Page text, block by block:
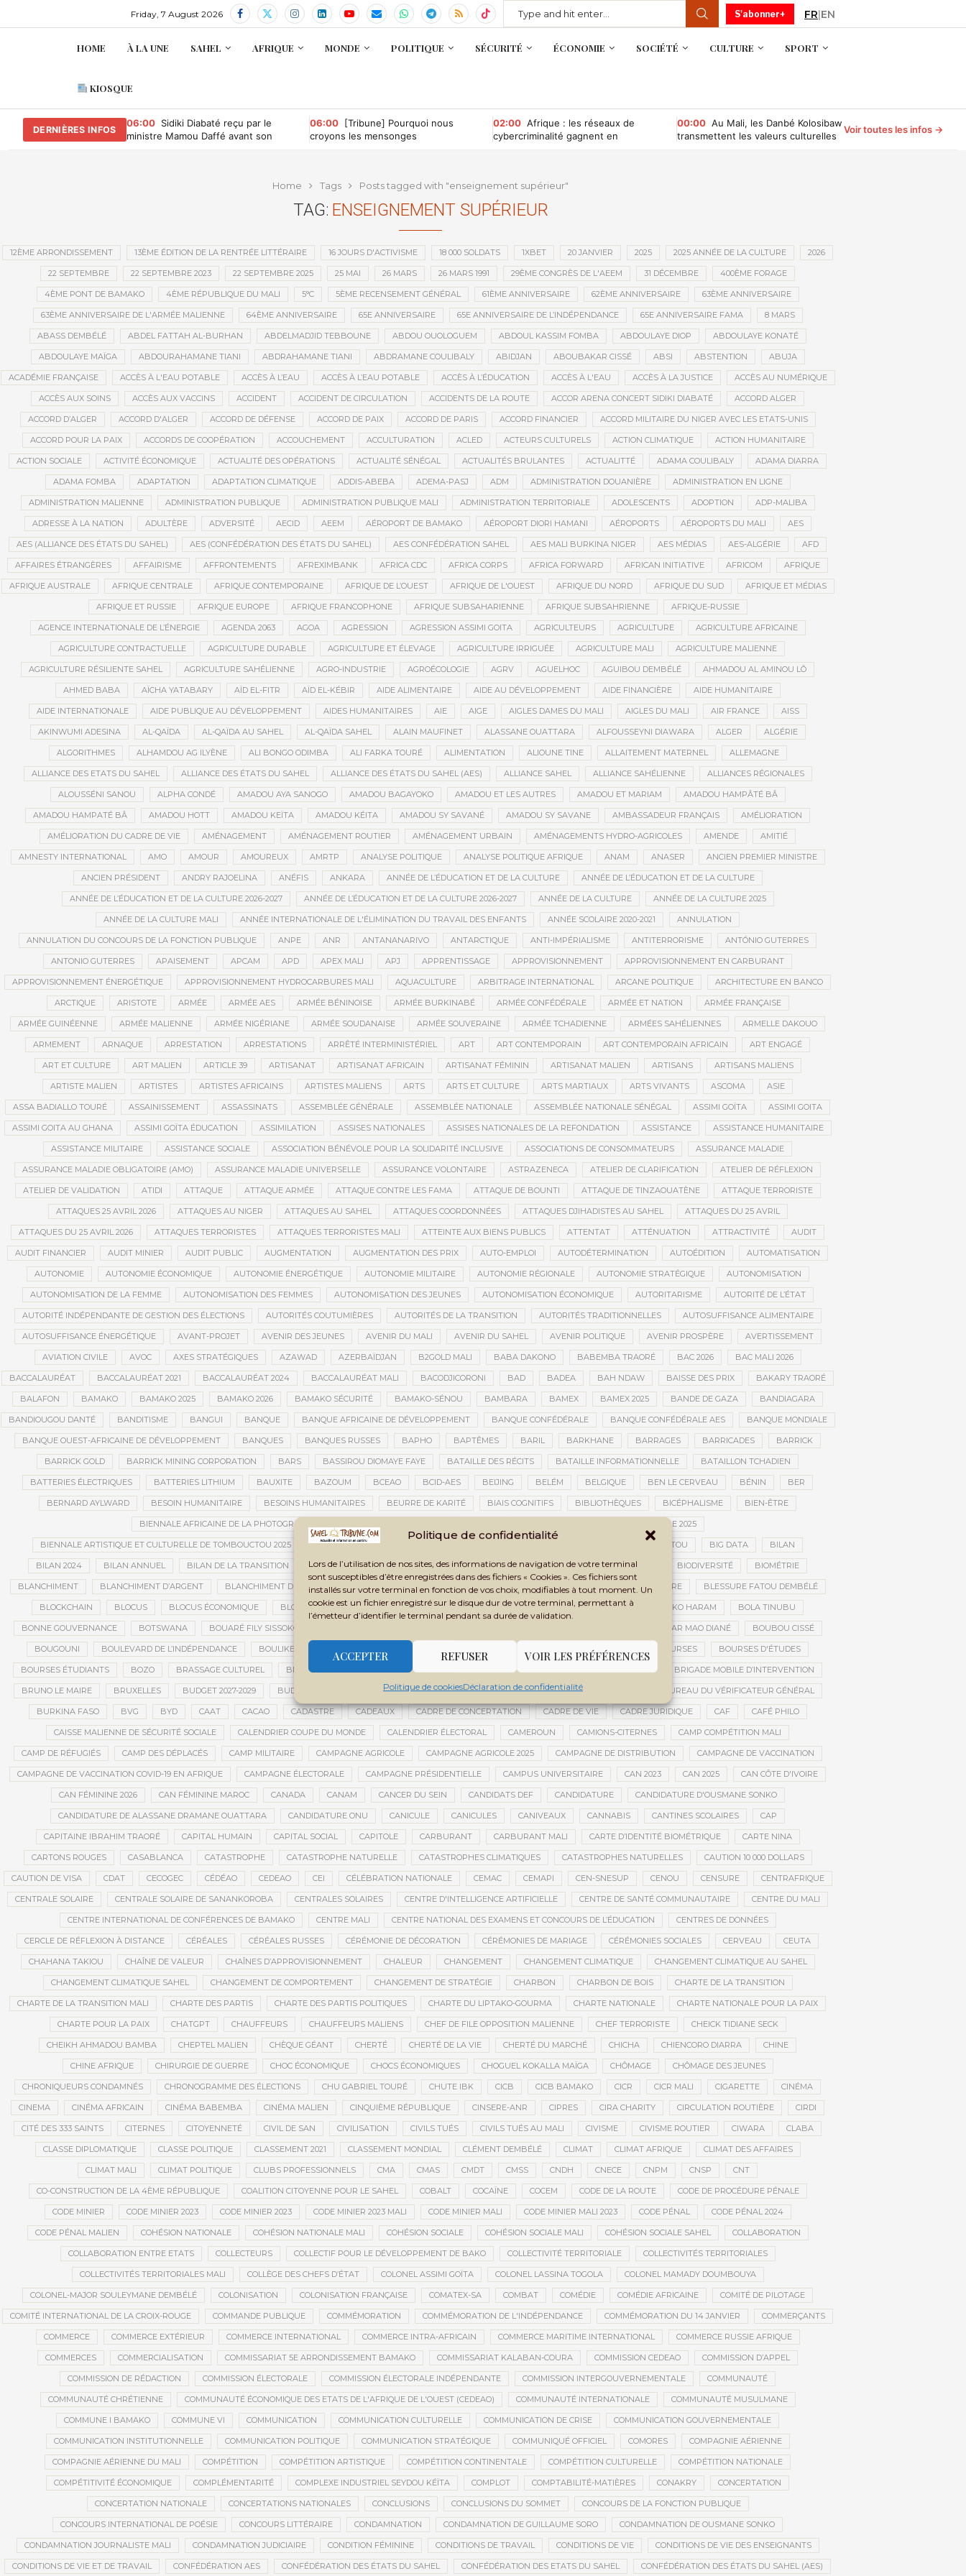
Politique de confidentialité
Lors de l’utilisation de nos sites, des informations de navigation de votre terminal
sont susceptibles d’être enregistrées dans des fichiers « Cookies ». Ces fichiers sont
installés sur votre terminal en fonction de vos choix, modifiables à tout moment. Un
cookie est un fichier enregistré sur le disque dur de votre terminal, permettant à
l’émetteur d’identifier le terminal pendant sa durée de validation.
ACCEPTER REFUSER VOIR LES PRÉFÉRENCES
Politique de cookiesDéclaration de confidentialité
Friday, 7 August 2026 S'abonner+ FR|EN
HOME À LA UNE SAHEL AFRIQUE MONDE POLITIQUE SÉCURITÉ ÉCONOMIE SOCIÉTÉ CULTURE SPORT
KIOSQUE
DERNIÈRES INFOS
06:00 Sidiki Diabaté reçu par le
ministre Mamou Daffé avant son
06:00 [Tribune] Pourquoi nous
croyons les mensonges
02:00 Afrique : les réseaux de
cybercriminalité gagnent en
00:00 Au Mali, les Danbé Kolosibaw
transmettent les valeurs culturelles
Voir toutes les infos →
Home Tags Posts tagged with "enseignement supérieur"
TAG: ENSEIGNEMENT SUPÉRIEUR
12ÈME ARRONDISSEMENT 13ÈME ÉDITION DE LA RENTRÉE LITTÉRAIRE 16 JOURS D'ACTIVISME 18 000 SOLDATS 1XBET 20 JANVIER 2025 2025 ANNÉE DE LA CULTURE 2026
22 SEPTEMBRE 22 SEPTEMBRE 2023 22 SEPTEMBRE 2025 25 MAI 26 MARS 26 MARS 1991 29ÈME CONGRÈS DE L'AEEM 31 DÉCEMBRE 400ÈME FORAGE
4ÈME PONT DE BAMAKO 4ÈME RÉPUBLIQUE DU MALI 5°C 5ÈME RECENSEMENT GÉNÉRAL 61ÈME ANNIVERSAIRE 62ÈME ANNIVERSAIRE 63ÈME ANNIVERSAIRE
63ÈME ANNIVERSAIRE DE L'ARMÉE MALIENNE 64ÈME ANNIVERSAIRE 65E ANNIVERSAIRE 65E ANNIVERSAIRE DE L’INDÉPENDANCE 65E ANNIVERSAIRE FAMA 8 MARS
ABASS DEMBÉLÉ ABDEL FATTAH AL-BURHAN ABDELMADJID TEBBOUNE ABDOU OUOLOGUEM ABDOUL KASSIM FOMBA ABDOULAYE DIOP ABDOULAYE KONATÉ
ABDOULAYE MAÏGA ABDOURAHAMANE TIANI ABDRAHAMANE TIANI ABDRAMANE COULIBALY ABIDJAN ABOUBAKAR CISSÉ ABSI ABSTENTION ABUJA
ACADÉMIE FRANÇAISE ACCÈS À L'EAU POTABLE ACCÈS À L’EAU ACCÈS À L’EAU POTABLE ACCÈS À L’ÉDUCATION ACCÈS À L'EAU ACCÈS À LA JUSTICE ACCÈS AU NUMÉRIQUE
ACCÈS AUX SOINS ACCÈS AUX VACCINS ACCIDENT ACCIDENT DE CIRCULATION ACCIDENTS DE LA ROUTE ACCOR ARENA CONCERT SIDIKI DIABATÉ ACCORD ALGER
ACCORD D’ALGER ACCORD D'ALGER ACCORD DE DÉFENSE ACCORD DE PAIX ACCORD DE PARIS ACCORD FINANCIER ACCORD MILITAIRE DU NIGER AVEC LES ETATS-UNIS
ACCORD POUR LA PAIX ACCORDS DE COOPÉRATION ACCOUCHEMENT ACCULTURATION ACLED ACTEURS CULTURELS ACTION CLIMATIQUE ACTION HUMANITAIRE
ACTION SOCIALE ACTIVITÉ ÉCONOMIQUE ACTUALITÉ DES OPÉRATIONS ACTUALITÉ SÉNÉGAL ACTUALITÉS BRULANTES ACTUALITTÉ ADAMA COULIBALY ADAMA DIARRA
ADAMA FOMBA ADAPTATION ADAPTATION CLIMATIQUE ADDIS-ABEBA ADEMA-PASJ ADM ADMINISTRATION DOUANIÈRE ADMINISTRATION EN LIGNE
ADMINISTRATION MALIENNE ADMINISTRATION PUBLIQUE ADMINISTRATION PUBLIQUE MALI ADMINISTRATION TERRITORIALE ADOLESCENTS ADOPTION ADP-MALIBA
ADRESSE À LA NATION ADULTÈRE ADVERSITÉ AECID AEEM AÉROPORT DE BAMAKO AÉROPORT DIORI HAMANI AÉROPORTS AÉROPORTS DU MALI AES
AES (ALLIANCE DES ÉTATS DU SAHEL) AES (CONFÉDÉRATION DES ÉTATS DU SAHEL) AES CONFÉDÉRATION SAHEL AES MALI BURKINA NIGER AES MÉDIAS AES-ALGÉRIE AFD
AFFAIRES ÉTRANGÈRES AFFAIRISME AFFRONTEMENTS AFREXIMBANK AFRICA CDC AFRICA CORPS AFRICA FORWARD AFRICAN INITIATIVE AFRICOM AFRIQUE
AFRIQUE AUSTRALE AFRIQUE CENTRALE AFRIQUE CONTEMPORAINE AFRIQUE DE L’OUEST AFRIQUE DE L'OUEST AFRIQUE DU NORD AFRIQUE DU SUD AFRIQUE ET MÉDIAS
AFRIQUE ET RUSSIE AFRIQUE EUROPE AFRIQUE FRANCOPHONE AFRIQUE SUBSAHARIENNE AFRIQUE SUBSAHRIENNE AFRIQUE-RUSSIE
AGENCE INTERNATIONALE DE L’ÉNERGIE AGENDA 2063 AGOA AGRESSION AGRESSION ASSIMI GOITA AGRICULTEURS AGRICULTURE AGRICULTURE AFRICAINE
AGRICULTURE CONTRACTUELLE AGRICULTURE DURABLE AGRICULTURE ET ÉLEVAGE AGRICULTURE IRRIGUÉE AGRICULTURE MALI AGRICULTURE MALIENNE
AGRICULTURE RÉSILIENTE SAHEL AGRICULTURE SAHÉLIENNE AGRO-INDUSTRIE AGROÉCOLOGIE AGRV AGUELHOC AGUIBOU DEMBÉLÉ AHMADOU AL AMINOU LÔ
AHMED BABA AÏCHA YATABARY AÏD EL-FITR AÏD EL-KÉBIR AIDE ALIMENTAIRE AIDE AU DÉVELOPPEMENT AIDE FINANCIÈRE AIDE HUMANITAIRE
AIDE INTERNATIONALE AIDE PUBLIQUE AU DÉVELOPPEMENT AIDES HUMANITAIRES AIE AIGE AIGLES DAMES DU MALI AIGLES DU MALI AIR FRANCE AISS
AKINWUMI ADESINA AL-QAÏDA AL-QAÏDA AU SAHEL AL-QAÏDA SAHEL ALAIN MAUFINET ALASSANE OUATTARA ALFOUSSEYNI DIAWARA ALGER ALGÉRIE
ALGORITHMES ALHAMDOU AG ILYÈNE ALI BONGO ODIMBA ALI FARKA TOURÉ ALIMENTATION ALIOUNE TINE ALLAITEMENT MATERNEL ALLEMAGNE
ALLIANCE DES ETATS DU SAHEL ALLIANCE DES ÉTATS DU SAHEL ALLIANCE DES ÉTATS DU SAHEL (AES) ALLIANCE SAHEL ALLIANCE SAHÉLIENNE ALLIANCES RÉGIONALES
ALOUSSÉNI SANOU ALPHA CONDÉ AMADOU AYA SANOGO AMADOU BAGAYOKO AMADOU ET LES AUTRES AMADOU ET MARIAM AMADOU HAMPÂTÉ BÂ
AMADOU HAMPATÉ BÂ AMADOU HOTT AMADOU KEÏTA AMADOU KÉITA AMADOU SY SAVANÉ AMADOU SY SAVANE AMBASSADEUR FRANÇAIS AMÉLIORATION
AMÉLIORATION DU CADRE DE VIE AMÉNAGEMENT AMÉNAGEMENT ROUTIER AMÉNAGEMENT URBAIN AMÉNAGEMENTS HYDRO-AGRICOLES AMENDE AMITIÉ
AMNESTY INTERNATIONAL AMO AMOUR AMOUREUX AMRTP ANALYSE POLITIQUE ANALYSE POLITIQUE AFRIQUE ANAM ANASER ANCIEN PREMIER MINISTRE
ANCIEN PRÉSIDENT ANDRY RAJOELINA ANÉFIS ANKARA ANNÉE DE L’ÉDUCATION ET DE LA CULTURE ANNÉE DE L’ÉDUCATION ET DE LA CULTURE
ANNÉE DE L’ÉDUCATION ET DE LA CULTURE 2026-2027 ANNÉE DE L’ÉDUCATION ET DE LA CULTURE 2026-2027 ANNÉE DE LA CULTURE ANNÉE DE LA CULTURE 2025
ANNÉE DE LA CULTURE MALI ANNÉE INTERNATIONALE DE L'ÉLIMINATION DU TRAVAIL DES ENFANTS ANNÉE SCOLAIRE 2020-2021 ANNULATION
ANNULATION DU CONCOURS DE LA FONCTION PUBLIQUE ANPE ANR ANTANANARIVO ANTARCTIQUE ANTI-IMPÉRIALISME ANTITERRORISME ANTÓNIO GUTERRES
ANTONIO GUTERRES APAISEMENT APCAM APD APEX MALI APJ APPRENTISSAGE APPROVISIONNEMENT APPROVISIONNEMENT EN CARBURANT
APPROVISIONNEMENT ÉNERGÉTIQUE APPROVISIONNEMENT HYDROCARBURES MALI AQUACULTURE ARBITRAGE INTERNATIONAL ARCANE POLITIQUE ARCHITECTURE EN BANCO
ARCTIQUE ARISTOTE ARMÉE ARMÉE AES ARMÉE BÉNINOISE ARMÉE BURKINABÉ ARMÉE CONFÉDÉRALE ARMÉE ET NATION ARMÉE FRANÇAISE
ARMÉE GUINÉENNE ARMÉE MALIENNE ARMÉE NIGÉRIANE ARMÉE SOUDANAISE ARMÉE SOUVERAINE ARMÉE TCHADIENNE ARMÉES SAHÉLIENNES ARMELLE DAKOUO
ARMEMENT ARNAQUE ARRESTATION ARRESTATIONS ARRÊTÉ INTERMINISTÉRIEL ART ART CONTEMPORAIN ART CONTEMPORAIN AFRICAIN ART ENGAGÉ
ART ET CULTURE ART MALIEN ARTICLE 39 ARTISANAT ARTISANAT AFRICAIN ARTISANAT FÉMININ ARTISANAT MALIEN ARTISANS ARTISANS MALIENS
ARTISTE MALIEN ARTISTES ARTISTES AFRICAINS ARTISTES MALIENS ARTS ARTS ET CULTURE ARTS MARTIAUX ARTS VIVANTS ASCOMA ASIE
ASSA BADIALLO TOURÉ ASSAINISSEMENT ASSASSINATS ASSEMBLÉE GÉNÉRALE ASSEMBLÉE NATIONALE ASSEMBLÉE NATIONALE SÉNÉGAL ASSIMI GOÏTA ASSIMI GOITA
ASSIMI GOITA AU GHANA ASSIMI GOÏTA ÉDUCATION ASSIMILATION ASSISES NATIONALES ASSISES NATIONALES DE LA REFONDATION ASSISTANCE ASSISTANCE HUMANITAIRE
ASSISTANCE MILITAIRE ASSISTANCE SOCIALE ASSOCIATION BÉNÉVOLE POUR LA SOLIDARITÉ INCLUSIVE ASSOCIATIONS DE CONSOMMATEURS ASSURANCE MALADIE
ASSURANCE MALADIE OBLIGATOIRE (AMO) ASSURANCE MALADIE UNIVERSELLE ASSURANCE VOLONTAIRE ASTRAZENECA ATELIER DE CLARIFICATION ATELIER DE RÉFLEXION
ATELIER DE VALIDATION ATIDI ATTAQUE ATTAQUE ARMÉE ATTAQUE CONTRE LES FAMA ATTAQUE DE BOUNTI ATTAQUE DE TINZAOUATÈNE ATTAQUE TERRORISTE
ATTAQUES 25 AVRIL 2026 ATTAQUES AU NIGER ATTAQUES AU SAHEL ATTAQUES COORDONNÉES ATTAQUES DJIHADISTES AU SAHEL ATTAQUES DU 25 AVRIL
ATTAQUES DU 25 AVRIL 2026 ATTAQUES TERRORISTES ATTAQUES TERRORISTES MALI ATTEINTE AUX BIENS PUBLICS ATTENTAT ATTÉNUATION ATTRACTIVITÉ AUDIT
AUDIT FINANCIER AUDIT MINIER AUDIT PUBLIC AUGMENTATION AUGMENTATION DES PRIX AUTO-EMPLOI AUTODÉTERMINATION AUTOÉDITION AUTOMATISATION
AUTONOMIE AUTONOMIE ÉCONOMIQUE AUTONOMIE ÉNERGÉTIQUE AUTONOMIE MILITAIRE AUTONOMIE RÉGIONALE AUTONOMIE STRATÉGIQUE AUTONOMISATION
AUTONOMISATION DE LA FEMME AUTONOMISATION DES FEMMES AUTONOMISATION DES JEUNES AUTONOMISATION ÉCONOMIQUE AUTORITARISME AUTORITÉ DE L’ÉTAT
AUTORITÉ INDÉPENDANTE DE GESTION DES ÉLECTIONS AUTORITÉS COUTUMIÈRES AUTORITÉS DE LA TRANSITION AUTORITÉS TRADITIONNELLES AUTOSUFFISANCE ALIMENTAIRE
AUTOSUFFISANCE ÉNERGÉTIQUE AVANT-PROJET AVENIR DES JEUNES AVENIR DU MALI AVENIR DU SAHEL AVENIR POLITIQUE AVENIR PROSPÈRE AVERTISSEMENT
AVIATION CIVILE AVOC AXES STRATÉGIQUES AZAWAD AZERBAÏDJAN B2GOLD MALI BABA DAKONO BABEMBA TRAORÉ BAC 2026 BAC MALI 2026
BACCALAURÉAT BACCALAURÉAT 2021 BACCALAURÉAT 2024 BACCALAURÉAT MALI BACODJICORONI BAD BADEA BAH NDAW BAISSE DES PRIX BAKARY TRAORÉ
BALAFON BAMAKO BAMAKO 2025 BAMAKO 2026 BAMAKO SÉCURITÉ BAMAKO-SÉNOU BAMBARA BAMEX BAMEX 2025 BANDE DE GAZA BANDIAGARA
BANDIOUGOU DANTÉ BANDITISME BANGUI BANQUE BANQUE AFRICAINE DE DÉVELOPPEMENT BANQUE CONFÉDÉRALE BANQUE CONFÉDÉRALE AES BANQUE MONDIALE
BANQUE OUEST-AFRICAINE DE DÉVELOPPEMENT BANQUES BANQUES RUSSES BAPHO BAPTÊMES BARIL BARKHANE BARRAGES BARRICADES BARRICK
BARRICK GOLD BARRICK MINING CORPORATION BARS BASSIROU DIOMAYE FAYE BATAILLE DES RÉCITS BATAILLE INFORMATIONNELLE BATAILLON TCHADIEN
BATTERIES ÉLECTRIQUES BATTERIES LITHIUM BAUXITE BAZOUM BCEAO BCID-AES BEIJING BELÉM BELGIQUE BEN LE CERVEAU BÉNIN BER
BERNARD AYLWARD BESOIN HUMANITAIRE BESOINS HUMANITAIRES BEURRE DE KARITÉ BIAIS COGNITIFS BIBLIOTHÈQUES BICÉPHALISME BIEN-ÊTRE
BIENNALE AFRICAINE DE LA PHOTOGRAPHIE BIENNALE ARTISTIQUE ET CULTURELLE 2025
BIENNALE ARTISTIQUE ET CULTURELLE DE TOMBOUCTOU 2025 BIENNALE ARTISTIQUE ET CULTURELLE TOMBOUCTOU 2025 BIENNALE DE TOMBOUCTOU BIG DATA BILAN
BILAN 2024 BILAN ANNUEL BILAN DE LA TRANSITION BILAN DES ACTIVITÉS BILAN ET PERSPECTIVES BILAN HUMAIN BINTOU BIODIVERSITÉ BIOMÉTRIE
BLANCHIMENT BLANCHIMENT D’ARGENT BLANCHIMENT DE CAPITAUX BLASPHÈME BLÉ BLÉ RUSSE BLESSÉS BLESSÉS DE GUERRE BLESSURE FATOU DEMBÉLÉ
BLOCKCHAIN BLOCUS BLOCUS ÉCONOMIQUE BLOGING BNDA BOAD BOBO-DIOULASSO BOGOLAN BOKAR BIRO BOKO HARAM BOLA TINUBU
BONNE GOUVERNANCE BOTSWANA BOUARÉ FILY SISSOKO BOUBACAR MAO DIANÉ BOUBOU CISSÉ
BOUGOUNI BOULEVARD DE L’INDÉPENDANCE BOULIKESSI BOURÉMA KANSAYE BOURSES BOURSES D'ÉTUDES
BOURSES ÉTUDIANTS BOZO BRASSAGE CULTUREL BRÉMA ELY DICKO BRICE OLIGUI NGUEMA BRIGADE MOBILE D’INTERVENTION
BRUNO LE MAIRE BRUXELLES BUDGET 2027-2029 BUDGET AGRICOLE BUDGET DE LA PRÉSIDENCE BUDGET NATIONAL BUREAU DU VÉRIFICATEUR GÉNÉRAL
BURKINA FASO BVG BYD CAAT CACAO CADASTRE CADEAUX CADRE DE CONCERTATION CADRE DE VIE CADRE JURIDIQUE CAF CAFÉ PHILO
CAISSE MALIENNE DE SÉCURITÉ SOCIALE CALENDRIER COUPE DU MONDE CALENDRIER ÉLECTORAL CAMEROUN CAMIONS-CITERNES CAMP COMPÉTITION MALI
CAMP DE RÉFUGIÉS CAMP DES DÉPLACÉS CAMP MILITAIRE CAMPAGNE AGRICOLE CAMPAGNE AGRICOLE 2025 CAMPAGNE DE DISTRIBUTION CAMPAGNE DE VACCINATION
CAMPAGNE DE VACCINATION COVID-19 EN AFRIQUE CAMPAGNE ÉLECTORALE CAMPAGNE PRÉSIDENTIELLE CAMPUS UNIVERSITAIRE CAN 2023 CAN 2025 CAN CÔTE D'IVOIRE
CAN FÉMININE 2026 CAN FÉMININE MAROC CANADA CANAM CANCER DU SEIN CANDIDATS DEF CANDIDATURE CANDIDATURE D'OUSMANE SONKO
CANDIDATURE DE ALASSANE DRAMANE OUATTARA CANDIDATURE ONU CANICULE CANICULES CANIVEAUX CANNABIS CANTINES SCOLAIRES CAP
CAPITAINE IBRAHIM TRAORÉ CAPITAL HUMAIN CAPITAL SOCIAL CAPITOLE CARBURANT CARBURANT MALI CARTE D’IDENTITÉ BIOMÉTRIQUE CARTE NINA
CARTONS ROUGES CASABLANCA CATASTROPHE CATASTROPHE NATURELLE CATASTROPHES CLIMATIQUES CATASTROPHES NATURELLES CAUTION 10 000 DOLLARS
CAUTION DE VISA CDAT CECOGEC CÉDÉAO CEDEAO CEI CÉLÉBRATION NATIONALE CEMAC CEMAPI CEN-SNESUP CENOU CENSURE CENTRAFRIQUE
CENTRALE SOLAIRE CENTRALE SOLAIRE DE SANANKOROBA CENTRALES SOLAIRES CENTRE D'INTELLIGENCE ARTIFICIELLE CENTRE DE SANTÉ COMMUNAUTAIRE CENTRE DU MALI
CENTRE INTERNATIONAL DE CONFÉRENCES DE BAMAKO CENTRE MALI CENTRE NATIONAL DES EXAMENS ET CONCOURS DE L’ÉDUCATION CENTRES DE DONNÉES
CERCLE DE RÉFLEXION À DISTANCE CÉRÉALES CÉRÉALES RUSSES CÉRÉMONIE DE DÉCORATION CÉRÉMONIES DE MARIAGE CÉRÉMONIES SOCIALES CERVEAU CEUTA
CHAHANA TAKIOU CHAÎNE DE VALEUR CHAÎNES D’APPROVISIONNEMENT CHALEUR CHANGEMENT CHANGEMENT CLIMATIQUE CHANGEMENT CLIMATIQUE AU SAHEL
CHANGEMENT CLIMATIQUE SAHEL CHANGEMENT DE COMPORTEMENT CHANGEMENT DE STRATÉGIE CHARBON CHARBON DE BOIS CHARTE DE LA TRANSITION
CHARTE DE LA TRANSITION MALI CHARTE DES PARTIS CHARTE DES PARTIS POLITIQUES CHARTE DU LIPTAKO-GOURMA CHARTE NATIONALE CHARTE NATIONALE POUR LA PAIX
CHARTE POUR LA PAIX CHATGPT CHAUFFEURS CHAUFFEURS MALIENS CHEF DE FILE OPPOSITION MALIENNE CHEF TERRORISTE CHEICK TIDIANE SECK
CHEIKH AHMADOU BAMBA CHEPTEL MALIEN CHÈQUE GÉANT CHERTÉ CHERTÉ DE LA VIE CHERTÉ DU MARCHÉ CHICHA CHIENCORO DIARRA CHINE
CHINE AFRIQUE CHIRURGIE DE GUERRE CHOC ÉCONOMIQUE CHOCS ÉCONOMIQUES CHOGUEL KOKALLA MAÏGA CHÔMAGE CHÔMAGE DES JEUNES
CHRONIQUEURS CONDAMNÉS CHRONOGRAMME DES ÉLECTIONS CHU GABRIEL TOURÉ CHUTE IBK CICB CICB BAMAKO CICR CICR MALI CIGARETTE CINÉMA
CINEMA CINÉMA AFRICAIN CINÉMA BABEMBA CINÉMA MALIEN CINQUIÈME RÉPUBLIQUE CINSERE-ANR CIPRES CIRA CHARITY CIRCULATION ROUTIÈRE CIRDI
CITÉ DES 333 SAINTS CITERNES CITOYENNETÉ CIVIL DE SAN CIVILISATION CIVILS TUÉS CIVILS TUÉS AU MALI CIVISME CIVISME ROUTIER CIWARA CLABA
CLASSE DIPLOMATIQUE CLASSE POLITIQUE CLASSEMENT 2021 CLASSEMENT MONDIAL CLÉMENT DEMBÉLÉ CLIMAT CLIMAT AFRIQUE CLIMAT DES AFFAIRES
CLIMAT MALI CLIMAT POLITIQUE CLUBS PROFESSIONNELS CMA CMAS CMDT CMSS CNDH CNECE CNPM CNSP CNT
CO-CONSTRUCTION DE LA 4ÈME RÉPUBLIQUE COALITION CITOYENNE POUR LE SAHEL COBALT COCAÏNE COCEM CODE DE LA ROUTE CODE DE PROCÉDURE PÉNALE
CODE MINIER CODE MINIER 2023 CODE MINIER 2023 CODE MINIER 2023 MALI CODE MINIER MALI CODE MINIER MALI 2023 CODE PÉNAL CODE PÉNAL 2024
CODE PÉNAL MALIEN COHÉSION NATIONALE COHÉSION NATIONALE MALI COHÉSION SOCIALE COHÉSION SOCIALE MALI COHÉSION SOCIALE SAHEL COLLABORATION
COLLABORATION ENTRE ETATS COLLECTEURS COLLECTIF POUR LE DÉVELOPPEMENT DE BAKO COLLECTIVITÉ TERRITORIALE COLLECTIVITÉS TERRITORIALES
COLLECTIVITÉS TERRITORIALES MALI COLLÈGE DES CHEFS D’ÉTAT COLONEL ASSIMI GOÏTA COLONEL LASSINA TOGOLA COLONEL MAMADY DOUMBOUYA
COLONEL-MAJOR SOULEYMANE DEMBÉLÉ COLONISATION COLONISATION FRANÇAISE COMATEX-SA COMBAT COMÉDIE COMÉDIE AFRICAINE COMITÉ DE PILOTAGE
COMITÉ INTERNATIONAL DE LA CROIX-ROUGE COMMANDE PUBLIQUE COMMÉMORATION COMMÉMORATION DE L'INDÉPENDANCE COMMÉMORATION DU 14 JANVIER COMMERÇANTS
COMMERCE COMMERCE EXTÉRIEUR COMMERCE INTERNATIONAL COMMERCE INTRA-AFRICAIN COMMERCE MARITIME INTERNATIONAL COMMERCE RUSSIE AFRIQUE
COMMERCES COMMERCIALISATION COMMISSARIAT 5E ARRONDISSEMENT BAMAKO COMMISSARIAT KALABAN-COURA COMMISSION CEDEAO COMMISSION D’APPEL
COMMISSION DE RÉDACTION COMMISSION ÉLECTORALE COMMISSION ÉLECTORALE INDÉPENDANTE COMMISSION INTERGOUVERNEMENTALE COMMUNAUTÉ
COMMUNAUTÉ CHRÉTIENNE COMMUNAUTÉ ÉCONOMIQUE DES ETATS DE L'AFRIQUE DE L'OUEST (CEDEAO) COMMUNAUTÉ INTERNATIONALE COMMUNAUTÉ MUSULMANE
COMMUNE I BAMAKO COMMUNE VI COMMUNICATION COMMUNICATION CULTURELLE COMMUNICATION DE CRISE COMMUNICATION GOUVERNEMENTALE
COMMUNICATION INSTITUTIONNELLE COMMUNICATION POLITIQUE COMMUNICATION STRATÉGIQUE COMMUNIQUÉ OFFICIEL COMORES COMPAGNIE AÉRIENNE
COMPAGNIE AÉRIENNE DU MALI COMPÉTITION COMPÉTITION ARTISTIQUE COMPÉTITION CONTINENTALE COMPÉTITION CULTURELLE COMPÉTITION NATIONALE
COMPÉTITIVITÉ ÉCONOMIQUE COMPLÉMENTARITÉ COMPLEXE INDUSTRIEL SEYDOU KÉÏTA COMPLOT COMPTABILITÉ-MATIÈRES CONAKRY CONCERTATION
CONCERTATION NATIONALE CONCERTATIONS NATIONALES CONCLUSIONS CONCLUSIONS DU SOMMET CONCOURS DE LA FONCTION PUBLIQUE
CONCOURS INTERNATIONAL DE POÉSIE CONCOURS LITTÉRAIRE CONDAMNATION CONDAMNATION DE GUILLAUME SORO CONDAMNATION DE OUSMANE SONKO
CONDAMNATION JOURNALISTE MALI CONDAMNATION JUDICIAIRE CONDITION FÉMININE CONDITIONS DE TRAVAIL CONDITIONS DE VIE CONDITIONS DE VIE DES ENSEIGNANTS
CONDITIONS DE VIE ET DE TRAVAIL CONFÉDÉRATION AES CONFÉDÉRATION DES ÉTATS DU SAHEL CONFÉDÉRATION DES ETATS DU SAHEL CONFÉDÉRATION DES ÉTATS DU SAHEL (AES)